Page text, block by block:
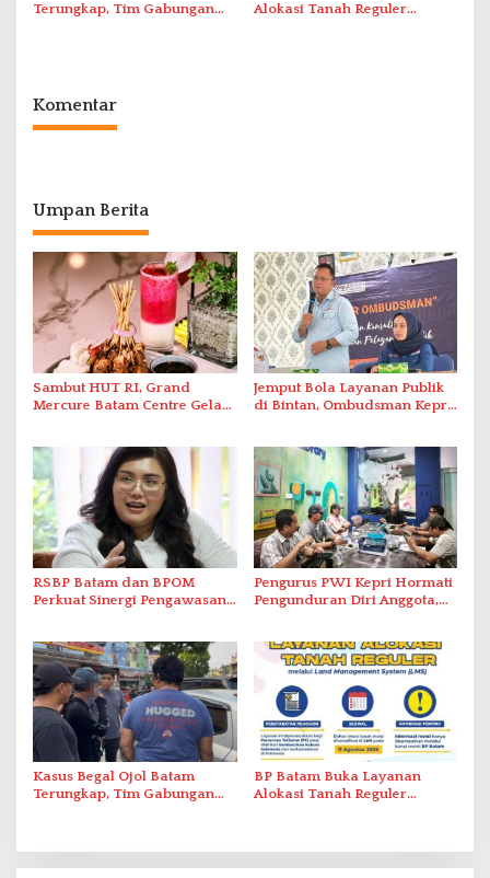
Terungkap, Tim Gabungan
Alokasi Tanah Reguler
Komentar
Umpan Berita
Sambut HUT RI, Grand
Mercure Batam Centre Gelar
Jemput Bola Layanan Publik
di Bintan, Ombudsman Kepri
RSBP Batam dan BPOM
Perkuat Sinergi Pengawasan
Pengurus PWI Kepri Hormati
Pengunduran Diri Anggota,
Kasus Begal Ojol Batam
Terungkap, Tim Gabungan
BP Batam Buka Layanan
Alokasi Tanah Reguler